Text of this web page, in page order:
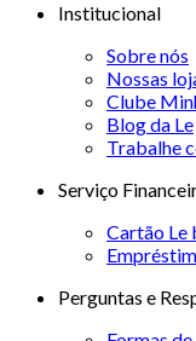
Institucional
Sobre nós
Nossas
Clube
Blog da Le
Trabalhe
Serviço
Cartão Le
Perguntas e